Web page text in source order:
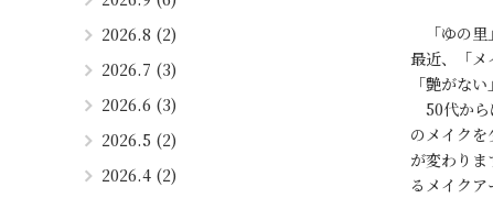
2026.8 (2)
2026.7 (3)
2026.6 (3)
2026.5 (2)
2026.4 (2)
「ゆの里
最近、「メ
「艶がな
50代から
のメイク
が変わり
るメイク